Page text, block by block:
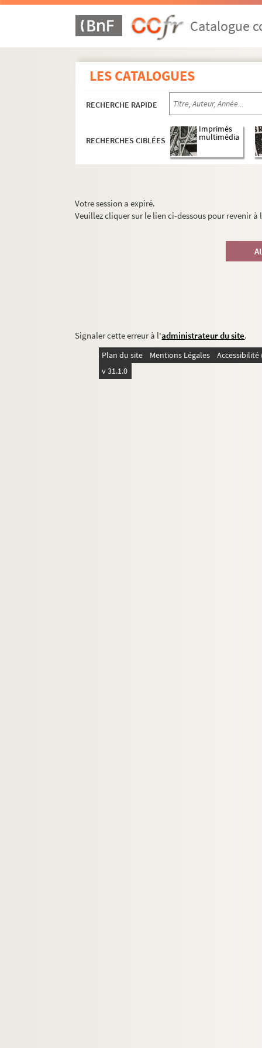
Catalogue
LES CATALOGUES
RECHERCHE RAPIDE
RECHERCHES CIBLÉES
Imprimés
multimédia
Votre session a expiré.
Veuillez cliquer sur le lien ci-dessous pour revenir
Signaler cette erreur à l'administrateur du site.
Plan du site Mentions Légales
v 31.1.0